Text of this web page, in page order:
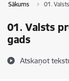
Sākums 01.
01. Valsts
gads
Atskaņot